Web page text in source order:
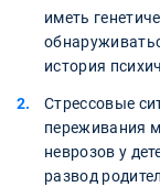
иметь
история
Стрессовые
переживания
неврозов у
развод